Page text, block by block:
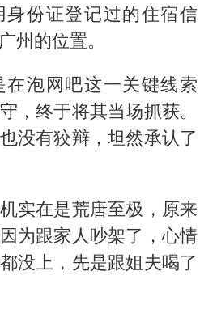
份证登记过的住宿信
州的位置。
泡网吧这一关键线索
，终于将其当场抓获。
没有狡辩，坦然承认了
实在是荒唐至极，原来
为跟家人吵架了，心情
没上，先是跟姐夫喝了